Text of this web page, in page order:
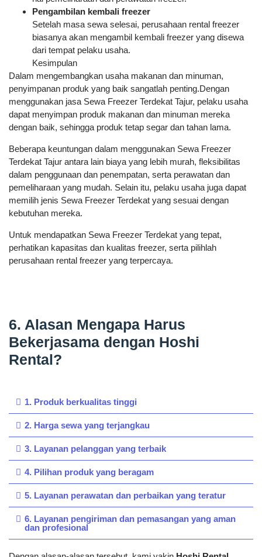
Pengambilan kembali freezer
Setelah masa sewa selesai, perusahaan rental freezer
biasanya akan mengambil kembali freezer yang disewa
dari tempat pelaku usaha.
Kesimpulan
Dalam mengembangkan usaha makanan dan minuman,
penyimpanan produk yang baik sangatlah penting.Dengan
menggunakan jasa Sewa Freezer Terdekat Tajur, pelaku usaha
dapat menyimpan produk makanan dan minuman mereka
dengan baik, sehingga produk tetap segar dan tahan lama.
Beberapa keuntungan dalam menggunakan Sewa Freezer
Terdekat Tajur antara lain biaya yang lebih murah, fleksibilitas
dalam penggunaan dan penempatan, serta perawatan dan
pemeliharaan yang mudah. Selain itu, pelaku usaha juga dapat
memilih jenis Sewa Freezer Terdekat yang sesuai dengan
kebutuhan mereka.
Untuk mendapatkan Sewa Freezer Terdekat yang tepat,
perhatikan kapasitas dan kualitas freezer, serta pilihlah
perusahaan rental freezer yang terpercaya.
6. Alasan Mengapa Harus
Bekerjasama dengan Hoshi
Rental?
1. Produk berkualitas tinggi
2. Harga sewa yang terjangkau
3. Layanan pelanggan yang terbaik
4. Pilihan produk yang beragam
5. Layanan perawatan dan perbaikan yang teratur
6. Layanan pengiriman dan pemasangan yang aman
dan profesional